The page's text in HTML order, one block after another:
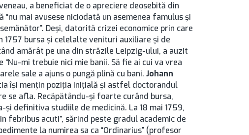
a beneficiat de o apreciere deosebită din
mai avusese niciodată un asemenea famulus şi
Deşi, datorită crizei economice prin care
1757 bursa şi celelalte venituri auxiliare şi de
amărât pe una din străzile Leipzig-ului, a auzit
mi trebuie nici mie banii. Să fie ai cui va vrea
sale a ajuns o pungă plină cu bani. Johann
îşi menţin poziţia iniţială şi astfel doctorandul
se afla. Recăpătându-şi foarte curând bursa,
şi definitiva studiile de medicină. La 18 mai 1759,
febribus acuti”, sărind peste gradul academic de
la numirea sa ca “Ordinarius” (profesor